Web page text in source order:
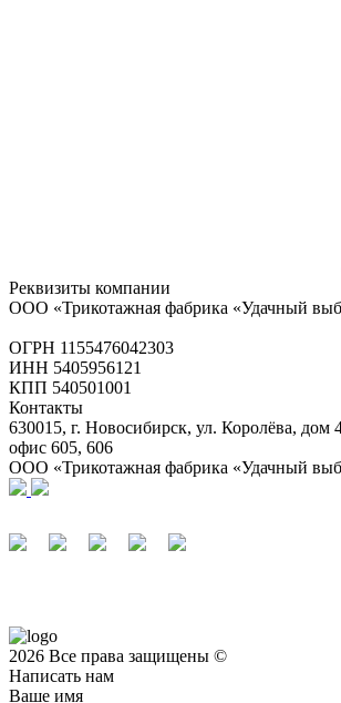
Реквизиты компании
ООО «Трикотажная фабрика «Удачный
ОГРН 1155476042303
ИНН 5405956121
КПП 540501001
Контакты
630015, г. Новосибирск, ул. Королёва, дом
офис 605, 606
ООО «Трикотажная фабрика «Удачный
2026 Все права защищены ©
Написать нам
Ваше имя